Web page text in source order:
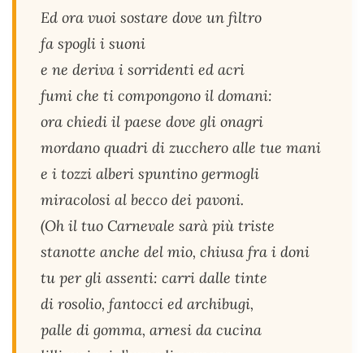
Ed ora vuoi sostare dove un filtro
fa spogli i suoni
e ne deriva i sorridenti ed acri
fumi che ti compongono il domani:
ora chiedi il paese dove gli onagri
mordano quadri di zucchero alle tue mani
e i tozzi alberi spuntino germogli
miracolosi al becco dei pavoni.
(Oh il tuo Carnevale sarà più triste
stanotte anche del mio, chiusa fra i doni
tu per gli assenti: carri dalle tinte
di rosolio, fantocci ed archibugi,
palle di gomma, arnesi da cucina